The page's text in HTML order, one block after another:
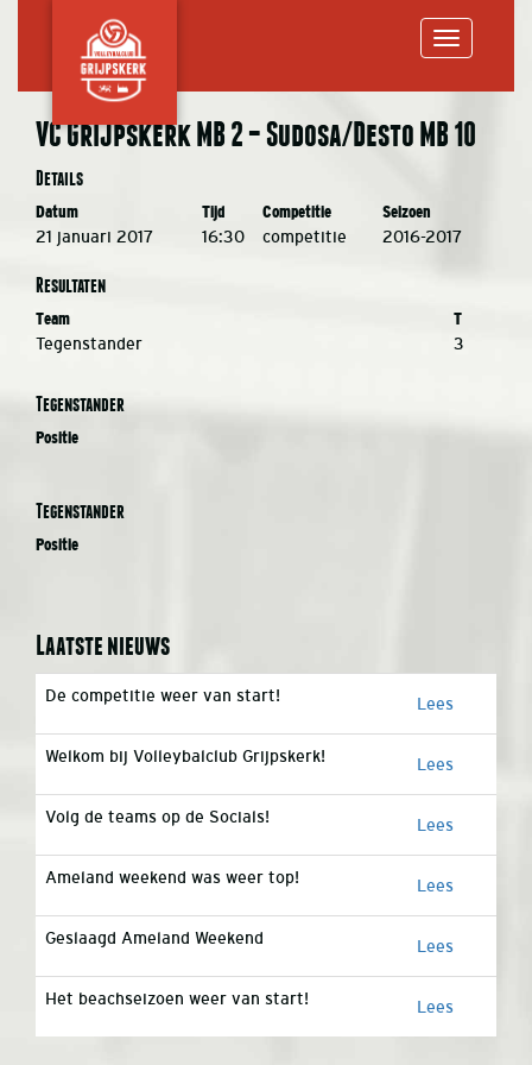
VC Grijpskerk MB 2 – Sudosa/Desto MB 10
Details
Datum Tijd Competitie Seizoen
21 januari 2017 16:30 competitie 2016-2017
Resultaten
Team T
Tegenstander 3
Tegenstander
Positie
Tegenstander
Positie
Laatste nieuws
De competitie weer van start! Lees
Welkom bij Volleybalclub Grijpskerk! Lees
Volg de teams op de Socials! Lees
Ameland weekend was weer top! Lees
Geslaagd Ameland Weekend Lees
Het beachseizoen weer van start! Lees